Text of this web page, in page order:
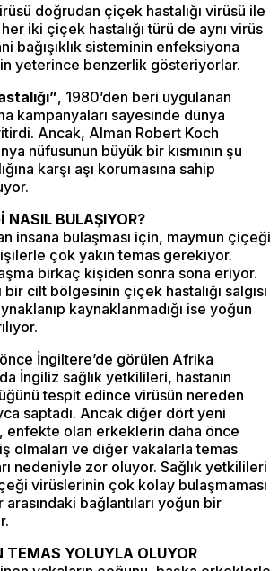
doğrudan çiçek hastalığı virüsü ile
iki çiçek hastalığı türü de aynı virüs
bağışıklık sisteminin enfeksiyona
yeterince benzerlik gösteriyorlar.
, 1980’den beri uygulanan
kampanyaları sayesinde dünya
Ancak, Alman Robert Koch
nüfusunun büyük bir kısmının şu
karşı aşı korumasına sahip
NASIL BULAŞIYOR?
insana bulaşması için, maymun çiçeği
çok yakın temas gerekiyor.
birkaç kişiden sonra sona eriyor.
bir cilt bölgesinin çiçek hastalığı salgısı
kaynaklanmadığı ise yoğun
İngiltere’de görülen Afrika
İngiliz sağlık yetkilileri, hastanın
tespit edince virüsün nereden
saptadı. Ancak diğer dört yeni
enfekte olan erkeklerin daha önce
olmaları ve diğer vakalarla temas
nedeniyle zor oluyor. Sağlık yetkilileri
virüslerinin çok kolay bulaşmaması
bağlantıları yoğun bir
TEMAS YOLUYLA OLUYOR